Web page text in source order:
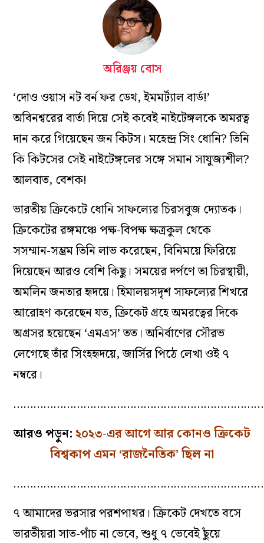
অরিঞ্জয় বোস
‘দোও ওয়াস নট বর্ন ফর ডেথ, ইমমর্ট্যাল বার্ড!’
অবিনশ্বরের বার্তা দিয়ে সেই কবেই নাইটেঙ্গলকে অমরত্ব
দান করে গিয়েছেন জন কিটস। মহেন্দ্র সিং ধোনি‌? তিনি
কি কিটসের সেই নাইটেঙ্গলের সঙ্গে সমান সাযুজ্যশীল?
আলবাত, বেশক!
ভারতীয় ক্রিকেটে ধোনি সাফল্যের চিরসবুজ দ্যোতক।
ক্রিকেটের রঙ্গমঞ্চে পক্ষ-বিপক্ষ ক্ষত্রকুল থেকে
সসম্মান-সম্ভ্রম তিনি লাভ করেছেন, বিনিময়ে ফিরিয়ে
দিয়েছেন আর‌ও বেশি কিছু। সময়ের দর্পণে তা চিরস্থায়ী,
অমলিন জনতার হৃদয়ে। হিমালয়সদৃশ সাফল্যের শিখরে
আরোহণ করেছেন যত, ক্রিকেট গ্রহে অমরত্বের দিকে
অগ্রসর হয়েছেন ‘এম‌এস’ তত। অনির্বাণের সৌরভ
লেগেছে তাঁর সিংহহৃদয়ে, জার্সির পিঠে লেখা ওই ৭
নম্বরে।
আরও পড়ুন: ২০২৩-এর আগে আর কোনও ক্রিকেট
বিশ্বকাপ এমন ‘রাজনৈতিক’ ছিল না
৭ আমাদের ভরসার পরশপাথর। ক্রিকেট দেখতে বসে
ভারতীয়রা সাত-পাঁচ না ভেবে, শুধু ৭ ভেবেই ছুঁয়ে